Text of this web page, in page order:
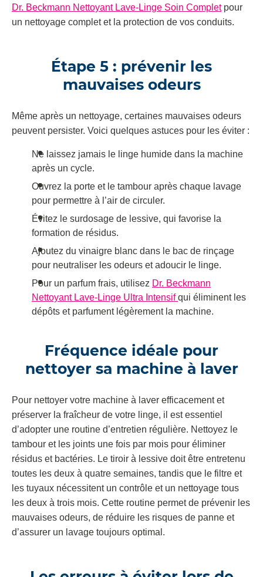
Dr. Beckmann Nettoyant Lave-Linge Soin Completpour
un nettoyage complet et la protection de vos conduits.
Étape 5 : prévenir les
mauvaises odeurs
Même après un nettoyage, certaines mauvaises odeurs
peuvent persister. Voici quelques astuces pour les éviter :
Ne laissez jamais le linge humide dans la machine
après un cycle.
Ouvrez la porte et le tambour après chaque lavage
pour permettre à l’air de circuler.
Évitez le surdosage de lessive, qui favorise la
formation de résidus.
Ajoutez du vinaigre blanc dans le bac de rinçage
pour neutraliser les odeurs et adoucir le linge.
Pour un parfum frais, utilisez Dr. Beckmann
Nettoyant Lave-Linge Ultra Intensifqui éliminent les
dépôts et parfument légèrement la machine.
Fréquence idéale pour
nettoyer sa machine à laver
Pour nettoyer votre machine à laver efficacement et
préserver la fraîcheur de votre linge, il est essentiel
d’adopter une routine d’entretien régulière. Nettoyez le
tambour et les joints une fois par mois pour éliminer
résidus et bactéries. Le tiroir à lessive doit être entretenu
toutes les deux à quatre semaines, tandis que le filtre et
les tuyaux nécessitent un contrôle et un nettoyage tous
les deux à trois mois. Cette routine permet de prévenir les
mauvaises odeurs, de réduire les risques de panne et
d’assurer un lavage toujours optimal.